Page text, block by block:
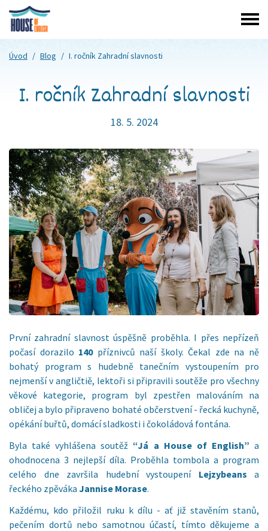
Úvod / Blog / I. ročník Zahradní slavnosti
I. ročník Zahradní slavnosti
18. 5. 2024
První zahradní slavnost úspěšně proběhla. I přes nepřízeň
počasí dorazilo 140příznivců naší školy. Čekal zde na ně
bohatý program s hudebně tanečním vystoupením pro
nejmenší v angličtiě, lektoři si připravili soutěže pro všechny
věkové kategorie, program byl zpestřen malováním na
obličej a bylo připraveno bohaté občerstvení - řecká kuchyně,
opékání buřtů, domácí sladkosti i čokoládová fontána.
Byla také vyhlášena soutěž“Já a House of English” a
ohodnocena 3 nejlepší díla. Proběhla tombola a program
celého dne završila hudební vystoupení Lejzybeans a
řeckého zpěváka Jannise Morase.
Každému, kdo přiložil ruku k dílu - ať již stavěním stanů,
pečením dortů nebo samotnou účastí, tímto děkujeme a